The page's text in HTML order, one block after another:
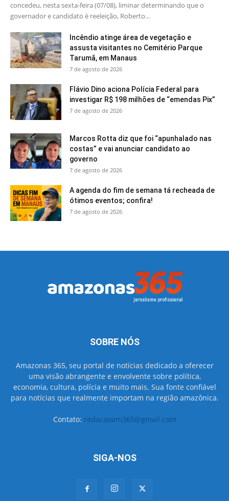
concedeu, nesta sexta-feira (07/08), liminar determinando que o
governador e candidato è reeleição, Roberto...
Incêndio atinge área de vegetação e
assusta visitantes no Cemitério Parque
Tarumã, em Manaus
7 de agosto de 2026
Flávio Dino aciona Polícia Federal para
investigar R$ 198 milhões de “emendas Pix”
7 de agosto de 2026
Marcos Rotta diz que foi “apunhalado nas
costas” e vai anunciar candidato ao
governo
7 de agosto de 2026
A agenda do fim de semana tá recheada de
ótimos eventos; confira!
7 de agosto de 2026
SOBRE NÓS
Amazonas 365, seu portal de notícias dedicado a oferecer
uma visão abrangente e envolvente sobre política,
economia, cultura, polícia e muito mais. Sua fonte confiável
para notícias que realmente importam na região amazônica.
Contato: redacaoam365@gmail.com
SIGA-NOS